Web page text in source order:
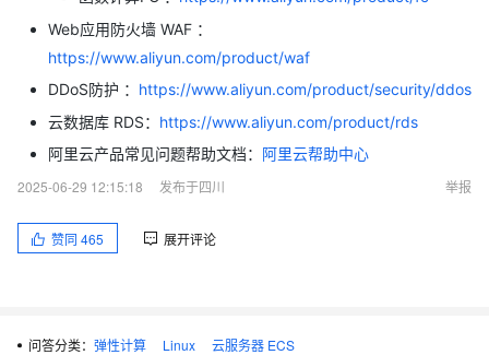
Web应用防火墙 WAF ：
https://www.aliyun.com/product/waf
DDoS防护 ： https://www.aliyun.com/product/security/ddos
云数据库 RDS： https://www.aliyun.com/product/rds
阿里云产品常见问题帮助文档： 阿里云帮助中心
2025-06-29 12:15:18
发布于四川 举报
赞同 465 展开评论
问答分类： 弹性计算 Linux
云服务器 ECS